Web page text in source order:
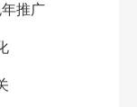
推广